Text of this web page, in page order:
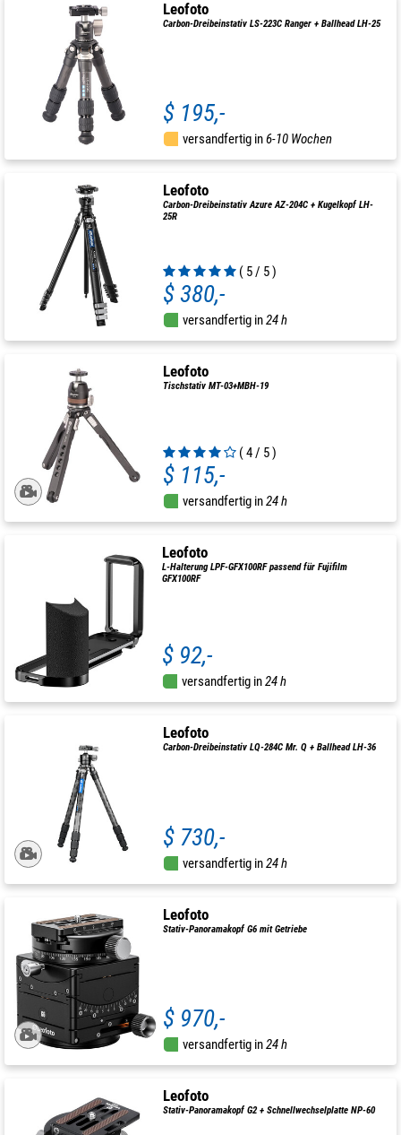
Leofoto
Carbon-Dreibeinstativ LS-223C Ranger + Ballhead LH-25
$ 195,-
versandfertig in6-10 Wochen
Leofoto
Carbon-Dreibeinstativ Azure AZ-204C + Kugelkopf LH-
25R
( 5 / 5 )
$ 380,-
versandfertig in24 h
Leofoto
Tischstativ MT-03+MBH-19
( 4 / 5 )
$ 115,-
versandfertig in24 h
Leofoto
L-Halterung LPF-GFX100RF passend für Fujifilm
GFX100RF
$ 92,-
versandfertig in24 h
Leofoto
Carbon-Dreibeinstativ LQ-284C Mr. Q + Ballhead LH-36
$ 730,-
versandfertig in24 h
Leofoto
Stativ-Panoramakopf G6 mit Getriebe
$ 970,-
versandfertig in24 h
Leofoto
Stativ-Panoramakopf G2 + Schnellwechselplatte NP-60